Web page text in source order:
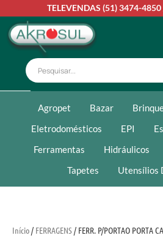
TELEVENDAS (51) 3474-4850
Agropet Bazar
Eletrodomésticos
EPI
Ferramentas
Hidráulicos
Tapetes
Utensílios
Início/ FERRAGENS/ FERR. P/PORTAO PORTA